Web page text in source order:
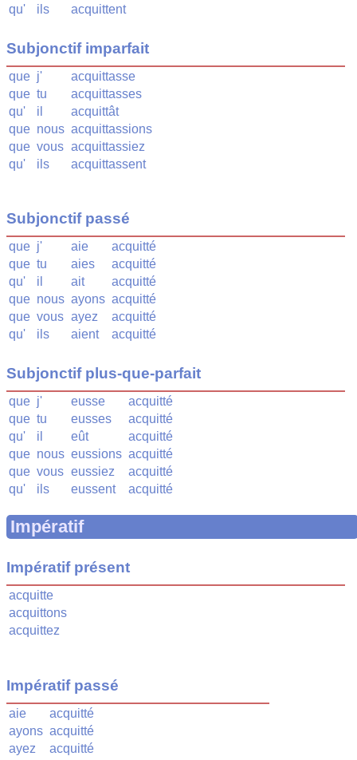
qu'
ils acquittent
Subjonctif imparfait
que j'
acquittasse
que tu
acquittasses
qu'
il
acquittât
que nous acquittassions
que vous acquittassiez
qu'
ils acquittassent
Subjonctif passé
que j' aie
acquitté
que tu aies
acquitté
qu'
il ait
acquitté
que nous ayons acquitté
que vous ayez
acquitté
qu'
ils aient acquitté
Subjonctif plus-que-parfait
que j' eusse
acquitté
que tu eusses
acquitté
qu'
il eût
acquitté
que nous eussions acquitté
que vous eussiez
acquitté
qu'
ils eussent acquitté
Impératif
Impératif présent
acquitte
acquittons
acquittez
Impératif passé
aie
acquitté
ayons acquitté
ayez
acquitté